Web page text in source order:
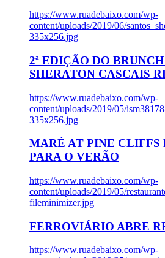
https://www.ruadebaixo.com/wp-
content/uploads/2019/06/
335x256.jpg
2ª EDIÇÃO DO
SHERATON CASCAIS
https://www.ruadebaixo.com/wp-
content/uploads/2019/05/
335x256.jpg
MARÉ AT PINE CLIFFS
PARA O VERÃO
https://www.ruadebaixo.com/wp-
content/uploads/2019/05/
fileminimizer.jpg
FERROVIÁRIO ABRE
https://www.ruadebaixo.com/wp-